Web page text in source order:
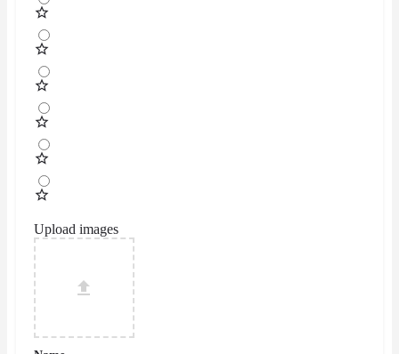
Upload images